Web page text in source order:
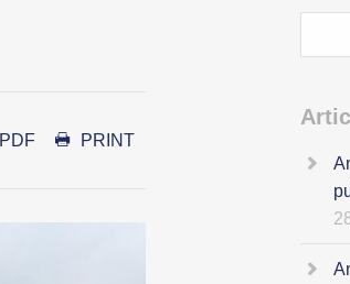
PDF PRINT